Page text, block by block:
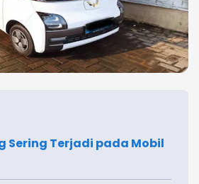
Sering Terjadi pada Mobil